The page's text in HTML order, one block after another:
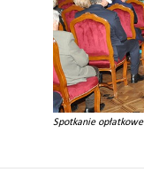
Spotkanie opłatkowe